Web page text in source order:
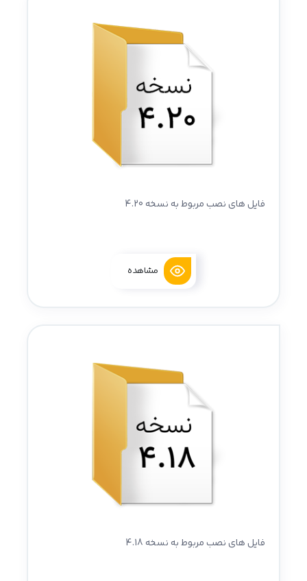
فایل های نصب مربوط به نسخه 4.20
مشاهده
فایل های نصب مربوط به نسخه 4.18